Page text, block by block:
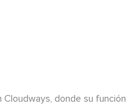
donde su función